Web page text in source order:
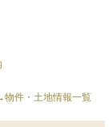
物件・土地情報一覧